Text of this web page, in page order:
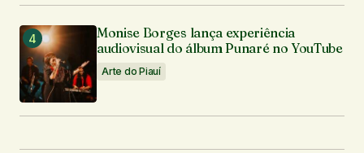
Monise Borges lança experiência
audiovisual do álbum Punaré no YouTube
Arte do Piauí